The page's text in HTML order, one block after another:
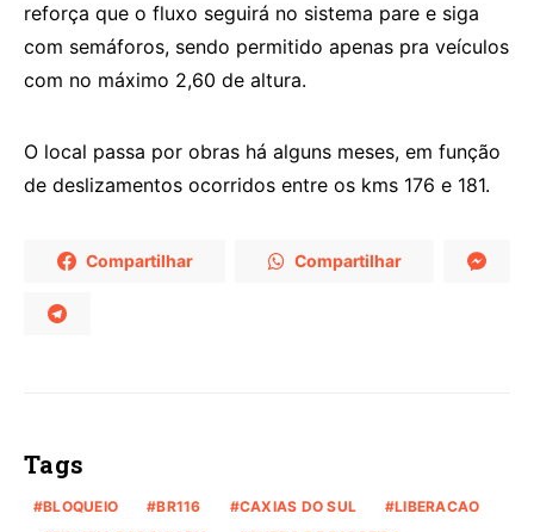
reforça que o fluxo seguirá no sistema pare e siga
com semáforos, sendo permitido apenas pra veículos
com no máximo 2,60 de altura.
O local passa por obras há alguns meses, em função
de deslizamentos ocorridos entre os kms 176 e 181.
Compartilhar Compartilhar
Tags
BLOQUEIO BR116 CAXIAS DO SUL
LIBERACAO